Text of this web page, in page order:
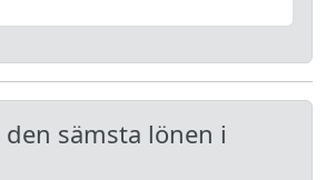
den sämsta lönen i